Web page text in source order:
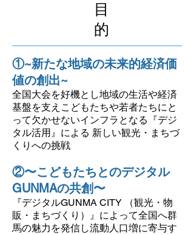
目
的
①~新たな地域の未来的経済価
値の創出~
全国大会を好機とし地域の生活や経済
基盤を支えこどもたちや若者たちにと
って欠かせないインフラとなる『デジ
タル活用』による 新しい観光・まちづ
くりへの挑戦
②〜こどもたちとのデジタル
GUNMAの共創〜
『デジタルGUNMA CITY （観光・物
販・まちづくり）』によって全国へ群
馬の魅力を発信し流動人口増に寄与す